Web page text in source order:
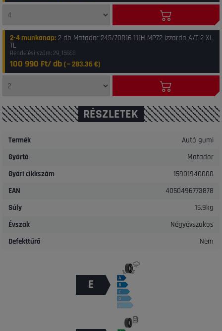
2-4 munkanap: 2 db Matador 245/70R16 111H MP72 Izzarda A/T 2 XL
TL
Rendelési szám: 29_15668
100 990 Ft/ db (~283.36 €)
RÉSZLETEK
Termék
Autó gumi
Gyártó
Matador
Gyári cikkszám
15901940000
EAN
4050496773878
Súly
15.9kg
Évszak
Négyévszakos
Defekttűrő
Nem
E